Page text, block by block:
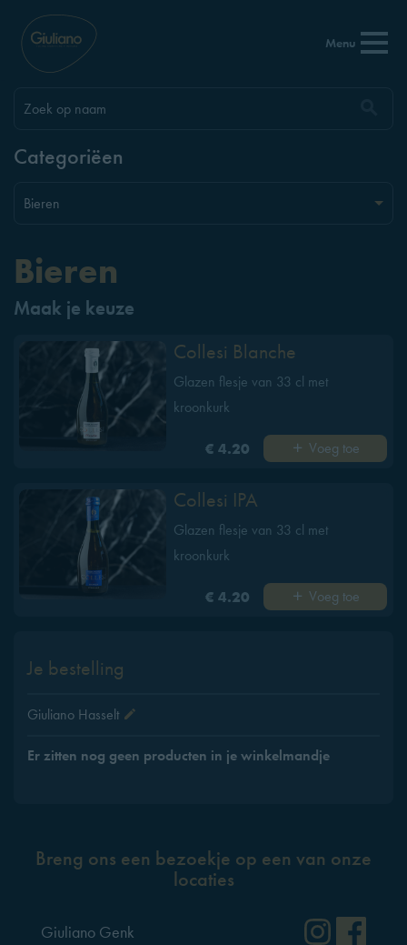
Menu
Categoriëen
Bieren
Maak je keuze
Collesi Blanche
Glazen flesje van 33 cl met
kroonkurk
€ 4.20 Voeg toe
Collesi IPA
Glazen flesje van 33 cl met
kroonkurk
€ 4.20 Voeg toe
Je bestelling
Giuliano Hasselt
Er zitten nog geen producten in je winkelmandje
Breng ons een bezoekje op een van onze
locaties
Giuliano Genk